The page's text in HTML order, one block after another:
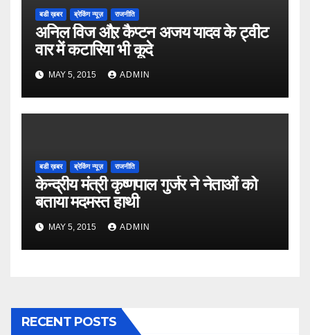
बडी ख़बर ब्रेकिंग न्यूज़ राजनीति
अनिल विज औऱ कैप्टन अजय यादव के ट्वीट
वार में कटारिया भी कूदे
MAY 5, 2015 ADMIN
बडी ख़बर ब्रेकिंग न्यूज़ राजनीति
केन्द्रीय मंत्री कृष्णपाल गुर्जर ने नेताओं को
बताया मदमस्त हाथी
MAY 5, 2015 ADMIN
RECENT POSTS